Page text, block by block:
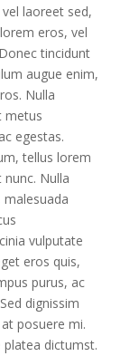
laoreet sed,
eros, vel
tincidunt
augue enim,
Nulla
metus
egestas.
tellus lorem
Nulla
vulputate
eros quis,
purus, ac
dignissim
posuere mi.
platea dictumst.